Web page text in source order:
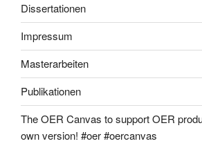
Dissertationen
Impressum
Masterarbeiten
Publikationen
The OER Canvas to support OER
own version! #oer #oercanvas